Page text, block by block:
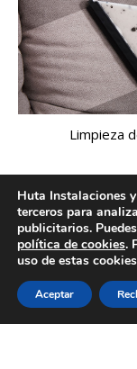
Limpieza
Huta Instalaciones
terceros para
publicitarios.
política de cookies.
uso de estas
Aceptar